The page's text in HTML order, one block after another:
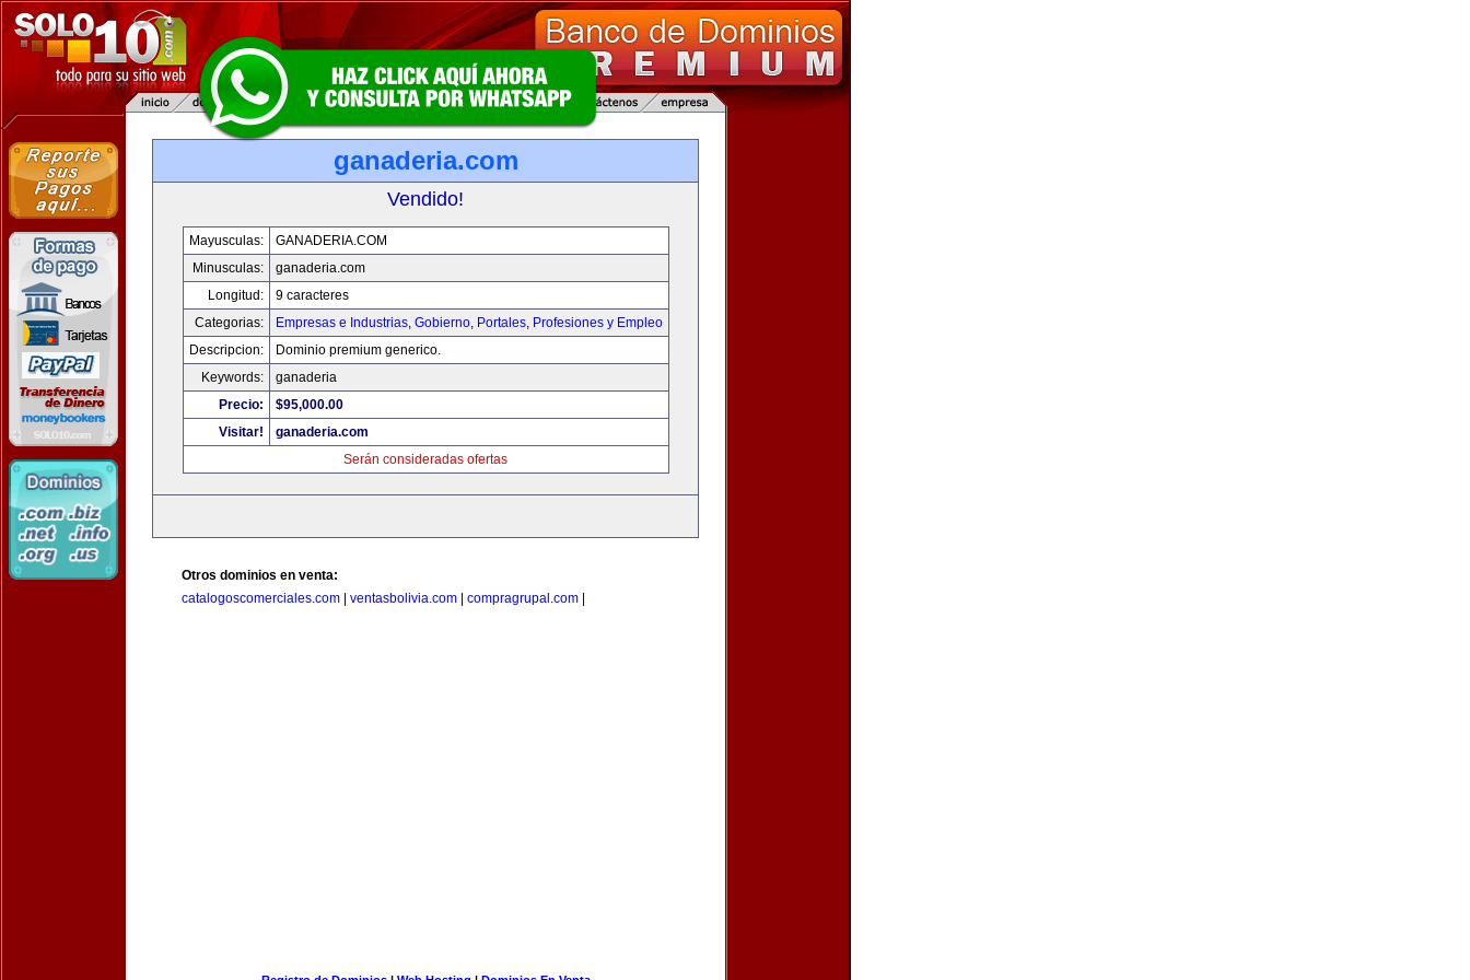
ganaderia.com
Vendido!
Mayusculas:
GANADERIA.COM
Minusculas:
ganaderia.com
Longitud:
9 caracteres
Categorias:
Empresas e Industrias, Gobierno, Portales, Profesiones y Empleo
Descripcion:
Dominio premium generico.
Keywords:
ganaderia
Precio:
$95,000.00
Visitar!
ganaderia.com
Serán consideradas ofertas
Otros dominios en venta:
catalogoscomerciales.com
ventasbolivia.com compragrupal.com